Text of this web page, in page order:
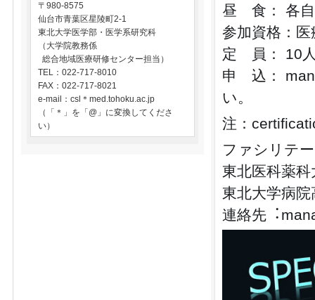
昼 食： 各自
参加資格：
定 員： 10
申 込：
い。
注：
ファシリテ
東北医科薬
東北大学病
連絡先
〒980-8575
仙台市青葉区星陵町2-1
東北大学医学部・医学系研究科
（大学院教務係
総合地域医療研修センター担当）
TEL：022-717-8010
FAX：022-717-8021
e-mail：csl＊med.tohoku.ac.jp
（「＊」を「@」に変換してくださ
い）